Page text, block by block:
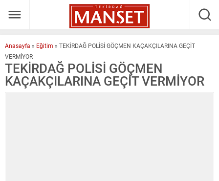
Anasayfa » Eğitim » TEKİRDAĞ POLİSİ GÖÇMEN KAÇAKÇILARINA GEÇİT
VERMİYOR
TEKİRDAĞ POLİSİ GÖÇMEN
KAÇAKÇILARINA GEÇİT VERMİYOR